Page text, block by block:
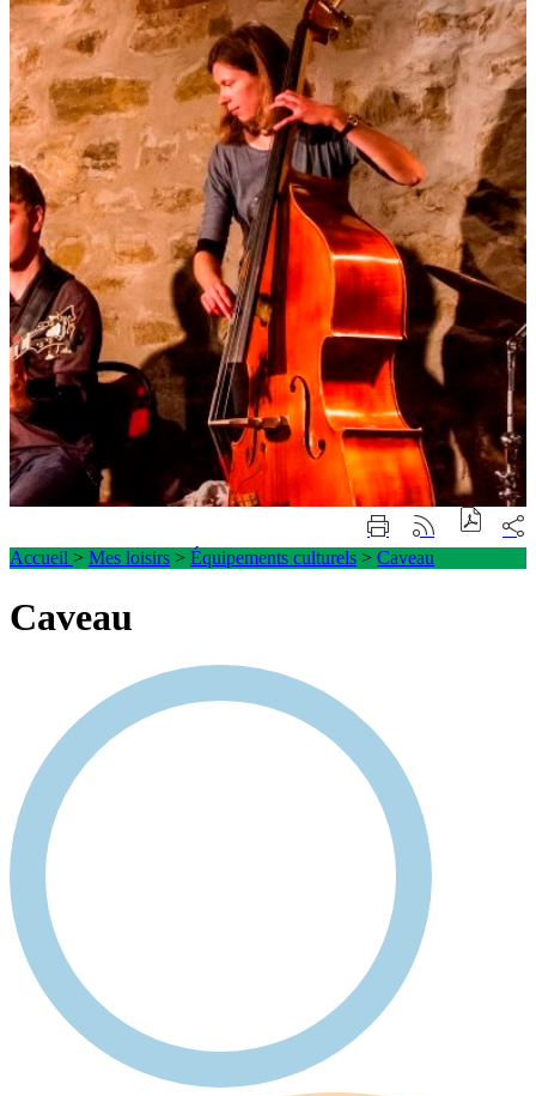
Accueil > Mes loisirs > Équipements culturels > Caveau
Caveau